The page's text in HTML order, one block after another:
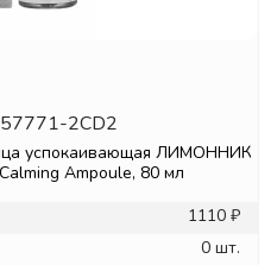
2CD2
успокаивающая ЛИМОННИК
Ampoule, 80 мл
1110 ₽
0 шт.